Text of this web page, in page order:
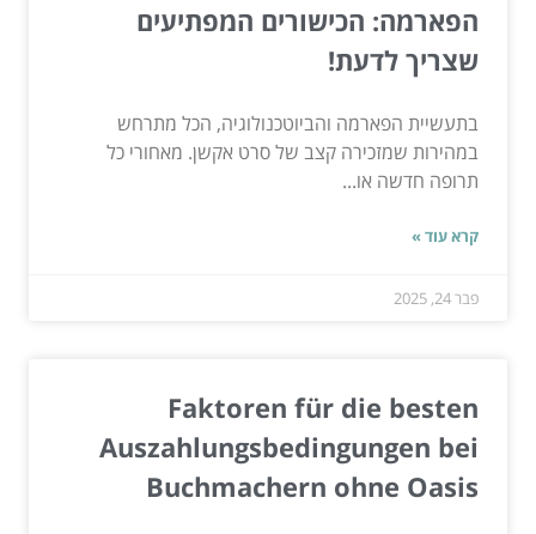
הפארמה: הכישורים המפתיעים
שצריך לדעת!
בתעשיית הפארמה והביוטכנולוגיה, הכל מתרחש
במהירות שמזכירה קצב של סרט אקשן. מאחורי כל
תרופה חדשה או...
קרא עוד »
פבר 24, 2025
Faktoren für die besten
Auszahlungsbedingungen bei
Buchmachern ohne Oasis